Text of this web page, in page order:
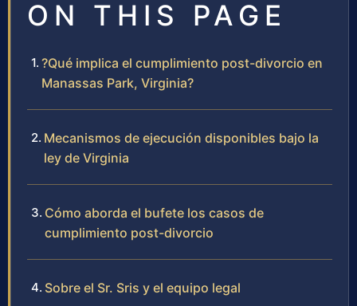
ON THIS PAGE
?Qué implica el cumplimiento post-divorcio en
Manassas Park, Virginia?
Mecanismos de ejecución disponibles bajo la
ley de Virginia
Cómo aborda el bufete los casos de
cumplimiento post-divorcio
Sobre el Sr. Sris y el equipo legal